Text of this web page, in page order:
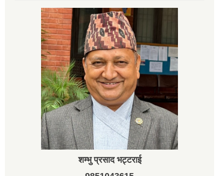
शम्भु प्रसाद भट्टराई